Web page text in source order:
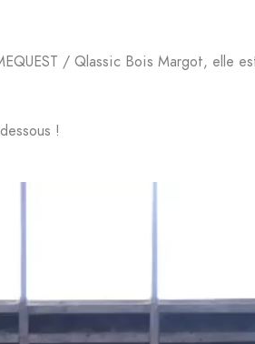
/ Qlassic Bois Margot, elle
!